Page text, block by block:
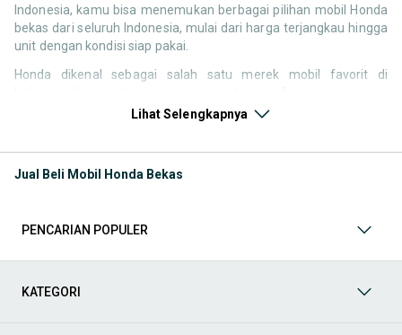
Indonesia, kamu bisa menemukan berbagai pilihan mobil Honda
bekas dari seluruh Indonesia, mulai dari harga terjangkau hingga
unit dengan kondisi siap pakai.
Honda dikenal sebagai salah satu merek mobil favorit di
responsif, serta kenyamanan berkendara. Tidak heran jika
Melalui halaman ini, kamu bisa langsung membandingkan
Model Mobil Bekas Honda yang Paling Banyak Dicari
Beberapa model Honda memiliki permintaan tinggi di pasar
Lihat Selengkapnya
Jual Beli Mobil Honda Bekas
PENCARIAN POPULER
KATEGORI